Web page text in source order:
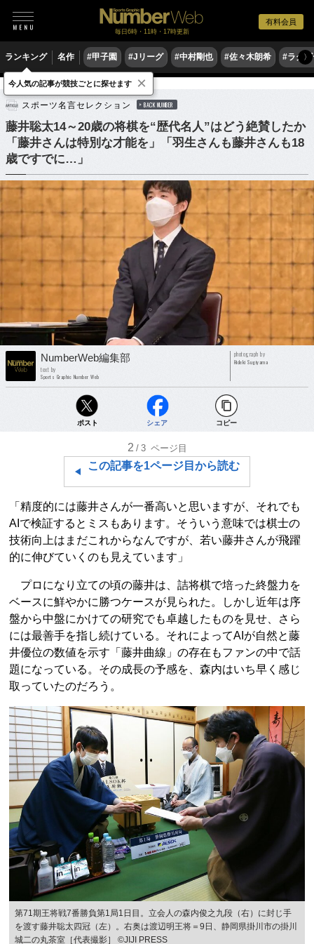
有料会員
毎日6時・11時・17時更新
ランキング 名作 #甲子園 #Jリーグ #中村剛也 #佐々木朗希 #ラグ〉
ゲーム 将棋
スポーツ名言セレクション BACK NUMBER
藤井聡太14～20歳の将棋を“歴代名人”はどう絶賛したか
「藤井さんは特別な才能を」「羽生さんも藤井さんも18
歳ですでに…」
NumberWeb編集部
text by
Sports Graphic Number Web
photograph by
Hideki Sugiyama
ポスト シェア コピー
2 /3 ページ目
この記事を1ページ目から読む
「精度的には藤井さんが一番高いと思いますが、それでも
AIで検証するとミスもあります。そういう意味では棋士の
技術向上はまだこれからなんですが、若い藤井さんが飛躍
的に伸びていくのも見えています」
プロになり立ての頃の藤井は、詰将棋で培った終盤力を
ベースに鮮やかに勝つケースが見られた。しかし近年は序
盤から中盤にかけての研究でも卓越したものを見せ、さら
には最善手を指し続けている。それによってAIが自然と藤
井優位の数値を示す「藤井曲線」の存在もファンの中で話
題になっている。その成長の予感を、森内はいち早く感じ
取っていたのだろう。
第71期王将戦7番勝負第1局1日目。立会人の森内俊之九段（右）に封じ手
を渡す藤井聡太四冠（左）。右奥は渡辺明王将＝9日、静岡県掛川市の掛川
城二の丸茶室［代表撮影］ ©JIJI PRESS
今人気の記事が競技ごとに探せます ×